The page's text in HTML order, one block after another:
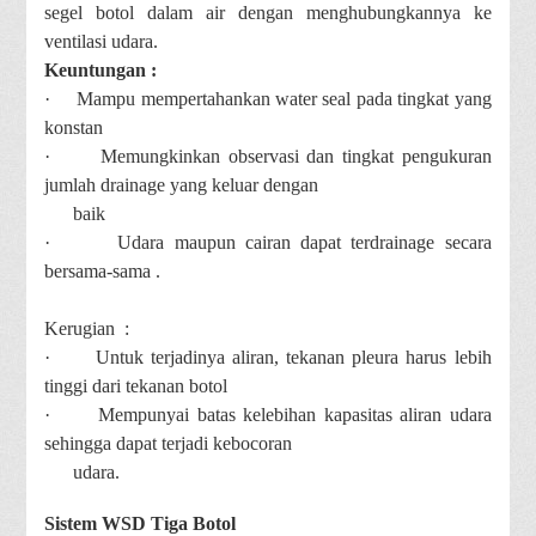
segel botol dalam air dengan menghubungkannya ke
ventilasi udara.
Keuntungan :
·
Mampu mempertahankan water seal pada tingkat yang
konstan
·
Memungkinkan observasi dan tingkat pengukuran
jumlah drainage yang keluar dengan
baik
·
Udara maupun cairan dapat terdrainage secara
bersama-sama .
Kerugian :
·
Untuk terjadinya aliran, tekanan pleura harus lebih
tinggi dari tekanan botol
·
Mempunyai batas kelebihan kapasitas aliran udara
sehingga dapat terjadi kebocoran
udara.
Sistem WSD Tiga Botol